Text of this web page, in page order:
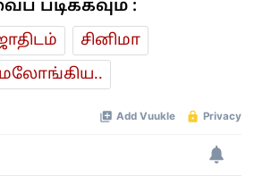
படிக்கவும் :
சினிமா